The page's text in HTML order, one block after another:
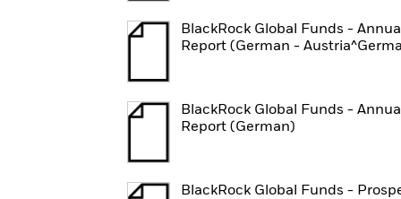
BlackRock Global Funds -
Report (German -
BlackRock Global Funds -
Report (German)
BlackRock Global Funds -